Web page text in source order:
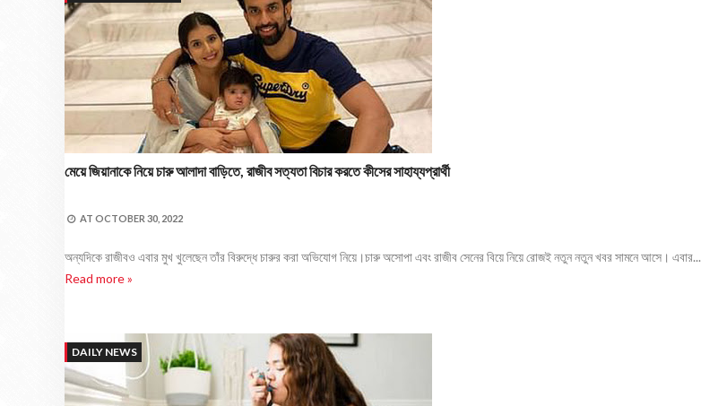
মেয়ে জিয়ানাকে নিয়ে চারু আলাদা বাড়িতে, রাজীব সত্যতা বিচার করতে কীসের সাহায্যপ্রার্থী
AT OCTOBER 30, 2022
অন্যদিকে রাজীবও এবার মুখ খুলেছেন তাঁর বিরুদ্ধে চারুর করা অভিযোগ নিয়ে।চারু অসোপা এবং রাজীব সেনের বিয়ে নিয়ে রোজই নতুন নতুন খবর সামনে আসে। এবার...
Read more »
DAILY NEWS